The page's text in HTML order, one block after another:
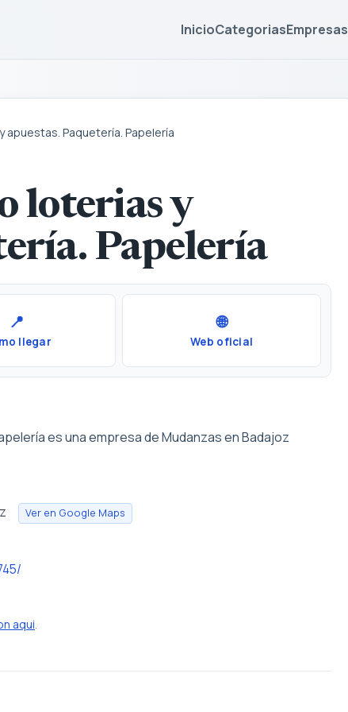
InicioCategoriasEmpresas
apuestas. Paquetería. Papelería
loterias y
Papelería
📍
llegar
🌐
Web oficial
es una empresa de Mudanzas en Badajoz
Ver en Google Maps
aqui